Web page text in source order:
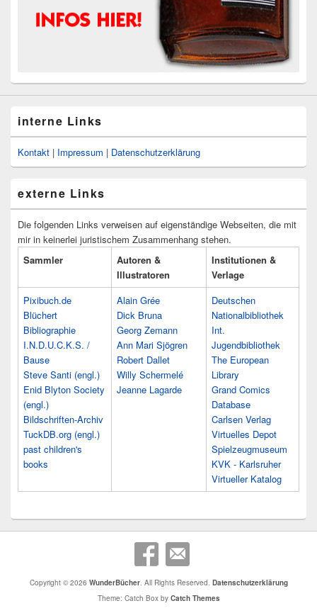
interne Links
Kontakt | Impressum | Datenschutzerklärung
externe Links
Die folgenden Links verweisen auf eigenständige Webseiten, die mit
mir in keinerlei juristischem Zusammenhang stehen.
Sammler
Autoren &
Illustratoren
Institutionen &
Verlage
Pixibuch.de
Blüchert
Bibliographie
I.N.D.U.C.K.S. /
Bause
Steve Santi (engl.)
Enid Blyton Society
(engl.)
Bildschriften-Archiv
TuckDB.org (engl.)
past children's
books
Alain Grée
Dick Bruna
Georg Zemann
Ann Mari Sjögren
Robert Dallet
Willy Schermelé
Jeanne Lagarde
Deutschen
Nationalbibliothek
Int.
Jugendbibliothek
The European
Library
Grand Comics
Database
Carlsen Verlag
Virtuelles Depot
Spielzeugmuseum
KVK - Karlsruher
Virtueller Katalog
Copyright © 2026 WunderBücher. All Rights Reserved. Datenschutzerklärung
Theme: Catch Box by Catch Themes